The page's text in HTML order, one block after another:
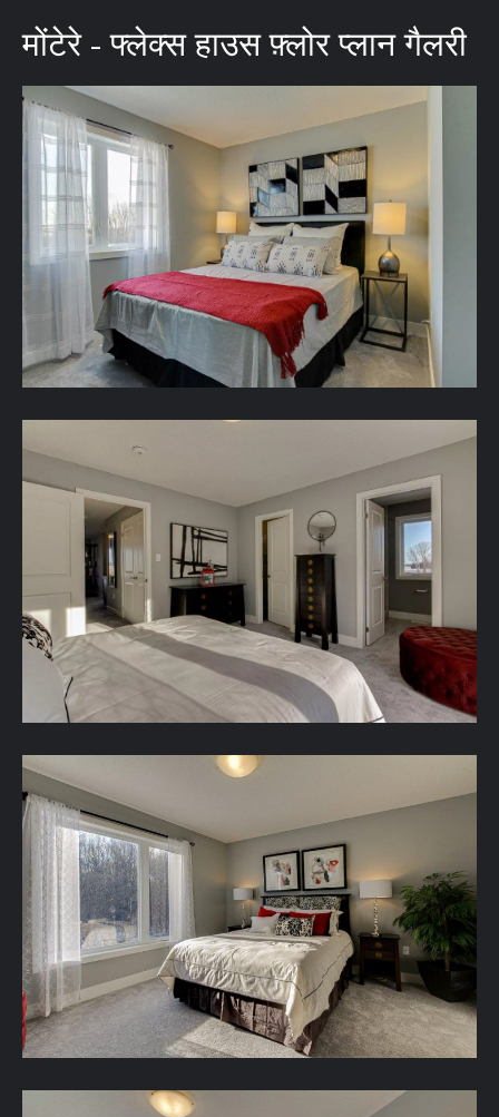
मोंटेरे - फ्लेक्स हाउस फ़्लोर प्लान गैलरी